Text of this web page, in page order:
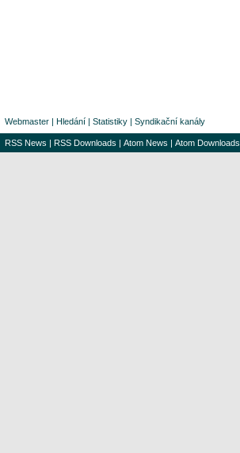
Webmaster | Hledání | Statistiky | Syndikační kanály
RSS News | RSS Downloads | Atom News | Atom Downloads